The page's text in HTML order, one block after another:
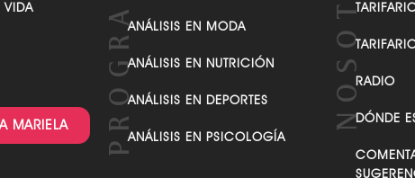
VIDA
MARIELA
ANÁLISIS EN MODA
ANÁLISIS EN NUTRICIÓN
ANÁLISIS EN DEPORTES
ANÁLISIS EN PSICOLOGÍA
RADIO
DÓNDE